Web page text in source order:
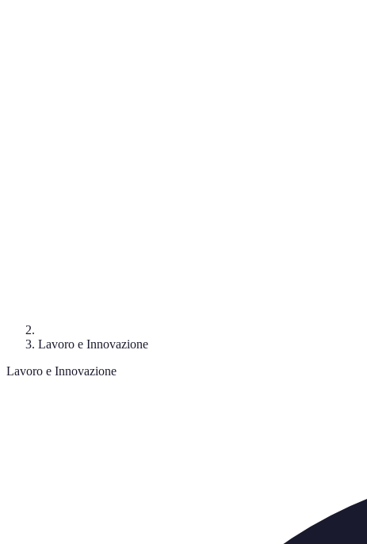
Lavoro e Innovazione
Lavoro e Innovazione